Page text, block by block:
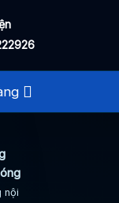
nội